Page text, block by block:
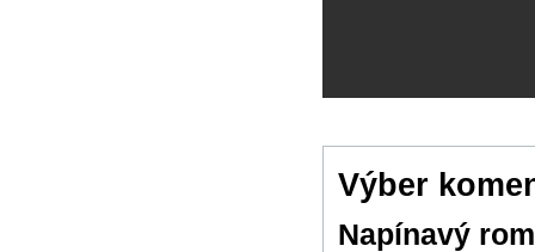
Výber
Napínavý